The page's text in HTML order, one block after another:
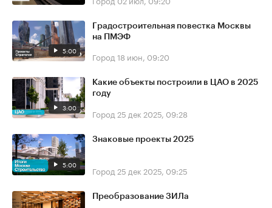
5:00
Градостроительная повестка Москвы
на ПМЭФ
Город 18 июн, 09:20
3:00
Какие объекты построили в ЦАО в 2025
году
Город 25 дек 2025, 09:28
5:00
Знаковые проекты 2025
Город 25 дек 2025, 09:25
Преобразование ЗИЛа